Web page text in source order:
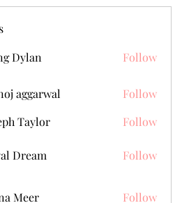
Dylan
Follow
aggarwal
Follow
Taylor
Follow
Dream Follow
Meer
Follow